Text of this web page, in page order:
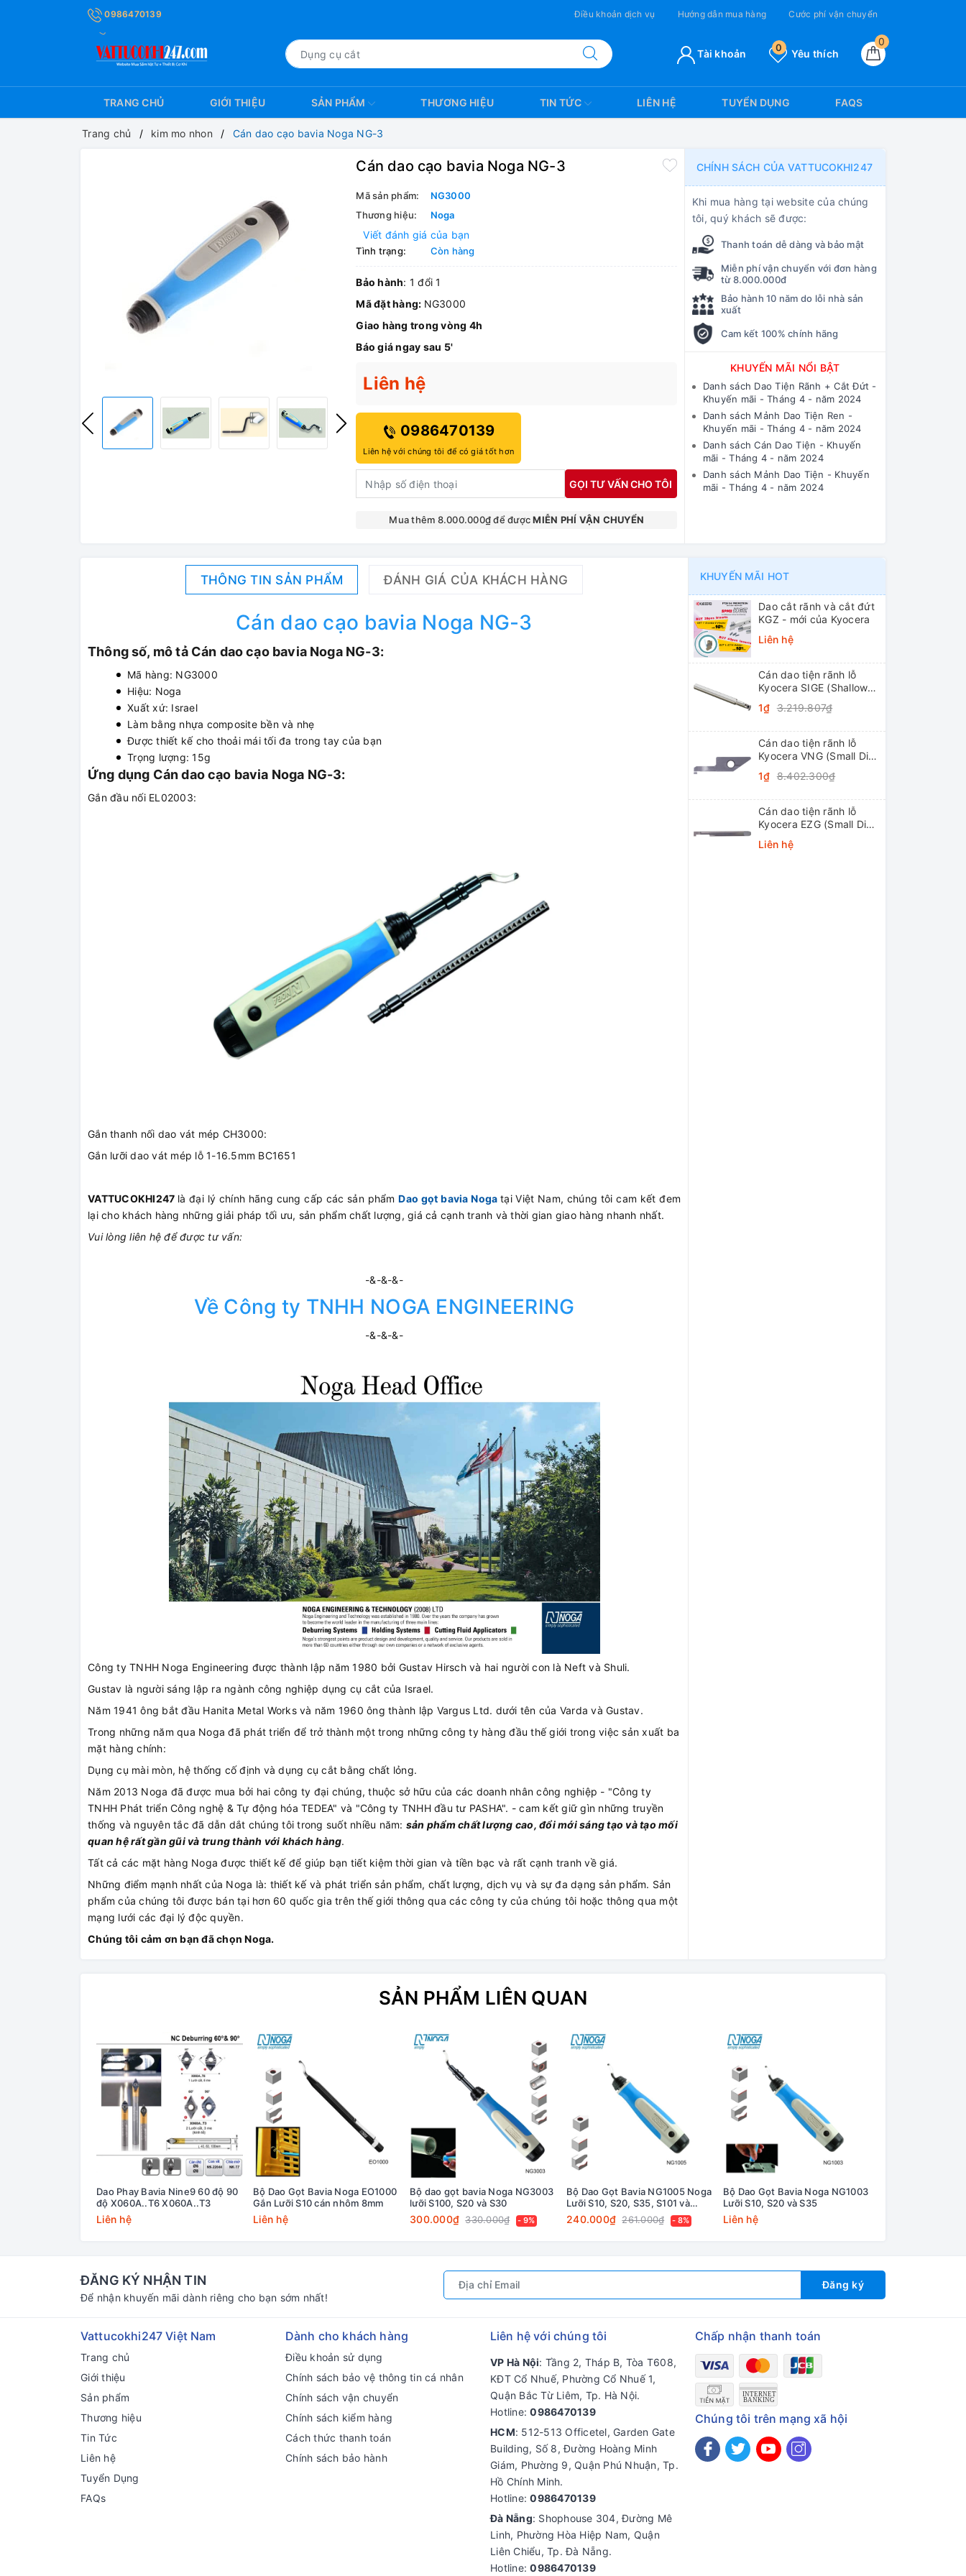
0986470139 Điều khoản dịch vụ Hướng dẫn mua hàng Cước phí vận chuyển
0
Yêu thích
0
Tài khoản
TRANG CHỦ GIỚI THIỆU SẢN PHẨM THƯƠNG HIỆU TIN TỨC LIÊN HỆ TUYỂN DỤNG FAQS
Trang chủ kim mo nhon Cán dao cạo bavia Noga NG-3
Cán dao cạo bavia Noga NG-3
Mã sản phẩm:
NG3000
Thương hiệu:
Noga
Viết đánh giá của bạn
Tình trạng: Còn hàng
Bảo hành: 1 đổi 1
Mã đặt hàng: NG3000
Giao hàng trong vòng 4h
Báo giá ngay sau 5'
Liên hệ
0986470139
Liên hệ với chúng tôi để có giá tốt hơn
GỌI TƯ VẤN CHO TÔI
Mua thêm 8.000.000₫ để đượcMIỄN PHÍ VẬN CHUYỂN
CHÍNH SÁCH CỦA VATTUCOKHI247
Khi mua hàng tại website của chúng
tôi, quý khách sẽ được:
Thanh toán dễ dàng và bảo mật
Miễn phí vận chuyển với đơn hàng
từ 8.000.000đ
Bảo hành 10 năm do lỗi nhà sản
xuất
Cam kết 100% chính hãng
KHUYẾN MÃI NỔI BẬT
Danh sách Dao Tiện Rãnh + Cắt Đứt -
Khuyến mãi - Tháng 4 - năm 2024
Danh sách Mảnh Dao Tiện Ren -
Khuyến mãi - Tháng 4 - năm 2024
Danh sách Cán Dao Tiện - Khuyến
mãi - Tháng 4 - năm 2024
Danh sách Mảnh Dao Tiện - Khuyến
mãi - Tháng 4 - năm 2024
THÔNG TIN SẢN PHẨM ĐÁNH GIÁ CỦA KHÁCH HÀNG
Cán dao cạo bavia Noga NG-3
Thông số, mô tả Cán dao cạo bavia Noga NG-3:
Mã hàng: NG3000
Hiệu: Noga
Xuất xứ: Israel
Làm bằng nhựa composite bền và nhẹ
Được thiết kế cho thoải mái tối đa trong tay của bạn
Trọng lượng: 15g
Ứng dụng Cán dao cạo bavia Noga NG-3:
Gắn đầu nối EL02003:
Gắn thanh nối dao vát mép CH3000:
Gắn lưỡi dao vát mép lỗ 1-16.5mm BC1651
VATTUCOKHI247 là đại lý chính hãng cung cấp các sản phẩmDao gọt bavia Noga tại Việt Nam, chúng tôi cam kết đem
lại cho khách hàng những giải pháp tối ưu, sản phẩm chất lượng, giá cả cạnh tranh và thời gian giao hàng nhanh nhất.
Vui lòng liên hệ để được tư vấn:
-&-&-&-
Về Công ty TNHH NOGA ENGINEERING
-&-&-&-
Công ty TNHH Noga Engineering được thành lập năm 1980 bởi Gustav Hirsch và hai người con là Neft và Shuli.
Gustav là người sáng lập ra ngành công nghiệp dụng cụ cắt của Israel.
Năm 1941 ông bắt đầu Hanita Metal Works và năm 1960 ông thành lập Vargus Ltd. dưới tên của Varda và Gustav.
Trong những năm qua Noga đã phát triển để trở thành một trong những công ty hàng đầu thế giới trong việc sản xuất ba
mặt hàng chính:
Dụng cụ mài mòn, hệ thống cố định và dụng cụ cắt bằng chất lỏng.
Năm 2013 Noga đã được mua bởi hai công ty đại chúng, thuộc sở hữu của các doanh nhân công nghiệp - "Công ty
TNHH Phát triển Công nghệ & Tự động hóa TEDEA" và "Công ty TNHH đầu tư PASHA". - cam kết giữ gìn những truyền
thống và nguyên tắc đã dẫn dắt chúng tôi trong suốt nhiều năm: sản phẩm chất lượng cao, đổi mới sáng tạo và tạo mối
quan hệ rất gần gũi và trung thành với khách hàng.
Tất cả các mặt hàng Noga được thiết kế để giúp bạn tiết kiệm thời gian và tiền bạc và rất cạnh tranh về giá.
Những điểm mạnh nhất của Noga là: thiết kế và phát triển sản phẩm, chất lượng, dịch vụ và sự đa dạng sản phẩm. Sản
phẩm của chúng tôi được bán tại hơn 60 quốc gia trên thế giới thông qua các công ty của chúng tôi hoặc thông qua một
mạng lưới các đại lý độc quyền.
Chúng tôi cảm ơn bạn đã chọn Noga.
KHUYẾN MÃI HOT
Dao cắt rãnh và cắt đứt
KGZ - mới của Kyocera
Liên hệ
Cán dao tiện rãnh lỗ
Kyocera SIGE (Shallow
1₫ 3.219.807₫
Cán dao tiện rãnh lỗ
Kyocera VNG (Small Dia.
System Tip-Bars)
1₫ 8.402.300₫
Cán dao tiện rãnh lỗ
Kyocera EZG (Small Dia.
Bars)
Liên hệ
SẢN PHẨM LIÊN QUAN
Dao Phay Bavia Nine9 60 độ 90
độ X060A..T6 X060A..T3
Liên hệ
Bộ Dao Gọt Bavia Noga EO1000
Gắn Lưỡi S10 cán nhôm 8mm
Liên hệ
Bộ dao gọt bavia Noga NG3003
lưỡi S100, S20 và S30
300.000₫ 330.000₫ - 9%
Bộ Dao Gọt Bavia NG1005 Noga
Lưỡi S10, S20, S35, S101 và
S202
240.000₫ 261.000₫ - 8%
Bộ Dao Gọt Bavia Noga NG1003
Lưỡi S10, S20 và S35
Liên hệ
ĐĂNG KÝ NHẬN TIN
Để nhận khuyến mãi dành riêng cho bạn sớm nhất!
Đăng ký
Vattucokhi247 Việt Nam
Trang chủ
Giới thiệu
Sản phẩm
Thương hiệu
Tin Tức
Liên hệ
Tuyển Dụng
FAQs
Dành cho khách hàng
Điều khoản sử dụng
Chính sách bảo vệ thông tin cá nhân
Chính sách vận chuyển
Chính sách kiểm hàng
Cách thức thanh toán
Chính sách bảo hành
Liên hệ với chúng tôi
VP Hà Nội: Tầng 2, Tháp B, Tòa T608,
KĐT Cổ Nhuế, Phường Cổ Nhuế 1,
Quận Bắc Từ Liêm, Tp. Hà Nội.
Hotline:0986470139
HCM: 512-513 Officetel, Garden Gate
Building, Số 8, Đường Hoàng Minh
Giám, Phường 9, Quận Phú Nhuận, Tp.
Hồ Chính Minh.
Hotline:0986470139
Đà Nẵng: Shophouse 304, Đường Mê
Linh, Phường Hòa Hiệp Nam, Quận
Liên Chiểu, Tp. Đà Nẵng.
Hotline:0986470139
Chấp nhận thanh toán
Chúng tôi trên mạng xã hội